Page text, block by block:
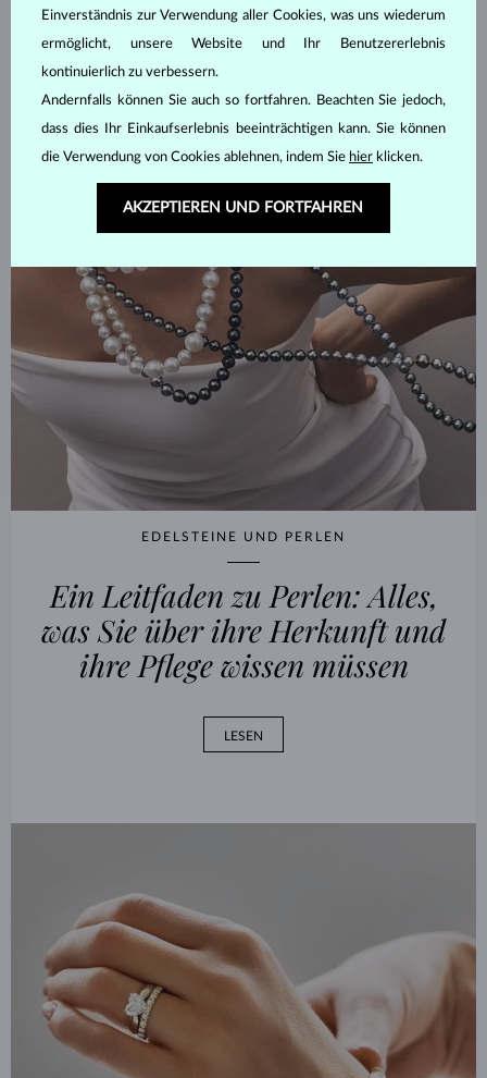
EDELSTEINE UND PERLEN
Ein Leitfaden zu Perlen: Alles,
was Sie über ihre Herkunft und
ihre Pflege wissen müssen
LESEN
Einverständnis zur Verwendung aller Cookies, was uns wiederum
ermöglicht, unsere Website und Ihr Benutzererlebnis
kontinuierlich zu verbessern.
Andernfalls können Sie auch so fortfahren. Beachten Sie jedoch,
dass dies Ihr Einkaufserlebnis beeinträchtigen kann. Sie können
die Verwendung von Cookies ablehnen, indem Sie hier klicken.
AKZEPTIEREN UND FORTFAHREN